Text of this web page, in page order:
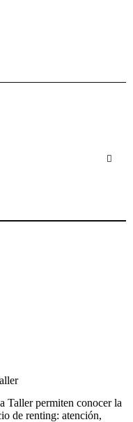
Tallerpermiten conocer la
de renting: atención,